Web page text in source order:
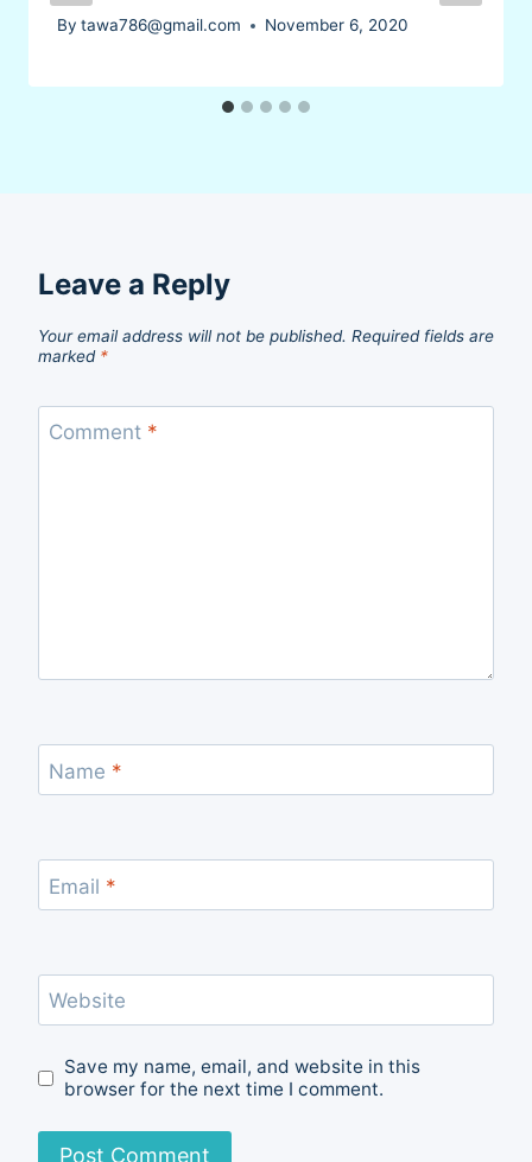
By tawa786@gmail.com November 6, 2020
Leave a Reply
Your email address will not be published. Required fields are
marked *
Comment *
Name *
Email *
Website
Save my name, email, and website in this
browser for the next time I comment.